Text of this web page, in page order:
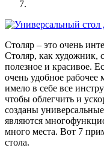
Столяр – это очень
Столяр, как художник,
полезное и красивое.
очень удобное
имело в себе все
чтобы облегчить и
созданы
являются
много места. Вот 7
стола.